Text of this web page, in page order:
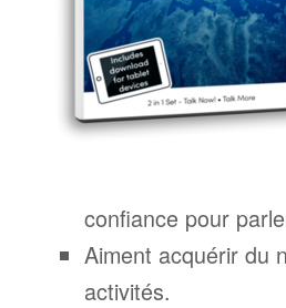
confiance pour
Aiment acquérir du
activités.